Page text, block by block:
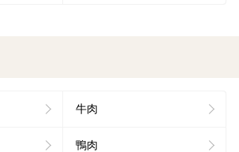
牛肉
鴨肉